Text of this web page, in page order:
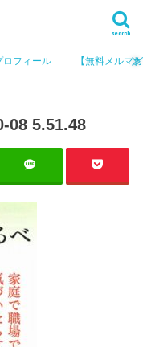
search
ロフィール 【無料メルマ
08 5.51.48